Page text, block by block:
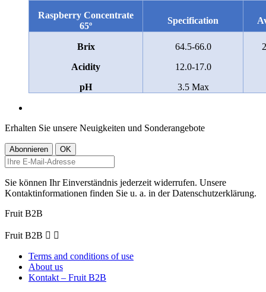
Raspberry Concentrate
65º
Specification
Brix 64.5-66.0
Acidity
12.0-17.0
pH
3.5 Max
Erhalten Sie unsere Neuigkeiten und Sonderangebote
Sie können Ihr Einverständnis jederzeit widerrufen. Unsere
Kontaktinformationen finden Sie u. a. in der Datenschutzerklärung.
Fruit B2B
Fruit B2B  
Terms and conditions of use
About us
Kontakt – Fruit B2B